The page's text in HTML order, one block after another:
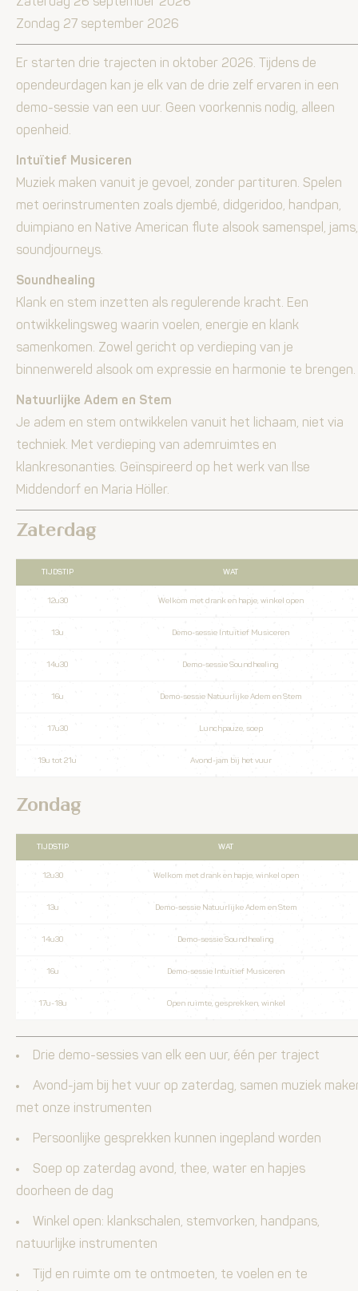
Zaterdag 26 september 2026
Zondag 27 september 2026
Er starten drie trajecten in oktober 2026. Tijdens de
opendeurdagen kan je elk van de drie zelf ervaren in een
demo-sessie van een uur. Geen voorkennis nodig, alleen
openheid.
Intuïtief Musiceren
Muziek maken vanuit je gevoel, zonder partituren. Spelen
met oerinstrumenten zoals djembé, didgeridoo, handpan,
duimpiano en Native American flute alsook samenspel, jams,
soundjourneys.
Soundhealing
Klank en stem inzetten als regulerende kracht. Een
ontwikkelingsweg waarin voelen, energie en klank
samenkomen. Zowel gericht op verdieping van je
binnenwereld alsook om expressie en harmonie te brengen.
Natuurlijke Adem en Stem
Je adem en stem ontwikkelen vanuit het lichaam, niet via
techniek. Met verdieping van ademruimtes en
klankresonanties. Geïnspireerd op het werk van Ilse
Middendorf en Maria Höller.
Zaterdag
TIJDSTIP WAT
12u30 Welkom met drank en hapje, winkel open
13u Demo-sessie Intuïtief Musiceren
14u30 Demo-sessie Soundhealing
16u Demo-sessie Natuurlijke Adem en Stem
17u30 Lunchpauze, soep
19u tot 21u Avond-jam bij het vuur
Zondag
TIJDSTIP WAT
12u30 Welkom met drank en hapje, winkel open
13u Demo-sessie Natuurlijke Adem en Stem
14u30 Demo-sessie Soundhealing
16u Demo-sessie Intuïtief Musiceren
17u-18u Open ruimte, gesprekken, winkel
Drie demo-sessies van elk een uur, één per traject
Avond-jam bij het vuur op zaterdag, samen muziek
met onze instrumenten
Persoonlijke gesprekken kunnen ingepland worden
Soep op zaterdag avond, thee, water en hapjes
doorheen de dag
Winkel open: klankschalen, stemvorken, handpans,
natuurlijke instrumenten
Tijd en ruimte om te ontmoeten, te voelen en te